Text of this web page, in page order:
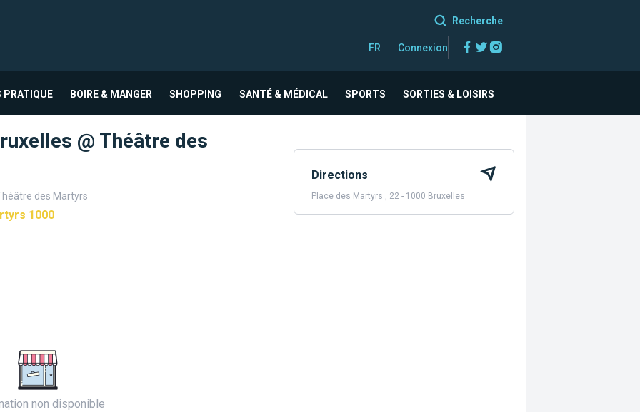
Recherche
FR Connexion Facebook
Twitter
PRATIQUE BOIRE & MANGER SHOPPING SANTÉ & MÉDICAL SPORTS SORTIES & LOISIRS
@ Théâtre des
des Martyrs
1000
non disponible
Directions
Place des Martyrs , 22 - 1000 Bruxelles